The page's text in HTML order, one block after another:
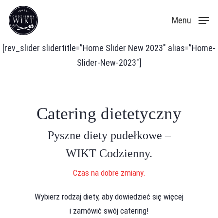
Skip
main
content
Menu
[rev_slider slidertitle=”Home Slider New 2023″ alias=”Home-
Slider-New-2023″]
Catering dietetyczny
Pyszne diety pudełkowe –
WIKT Codzienny.
Czas na dobre zmiany.
Wybierz rodzaj diety, aby dowiedzieć się więcej
i zamówić swój catering!